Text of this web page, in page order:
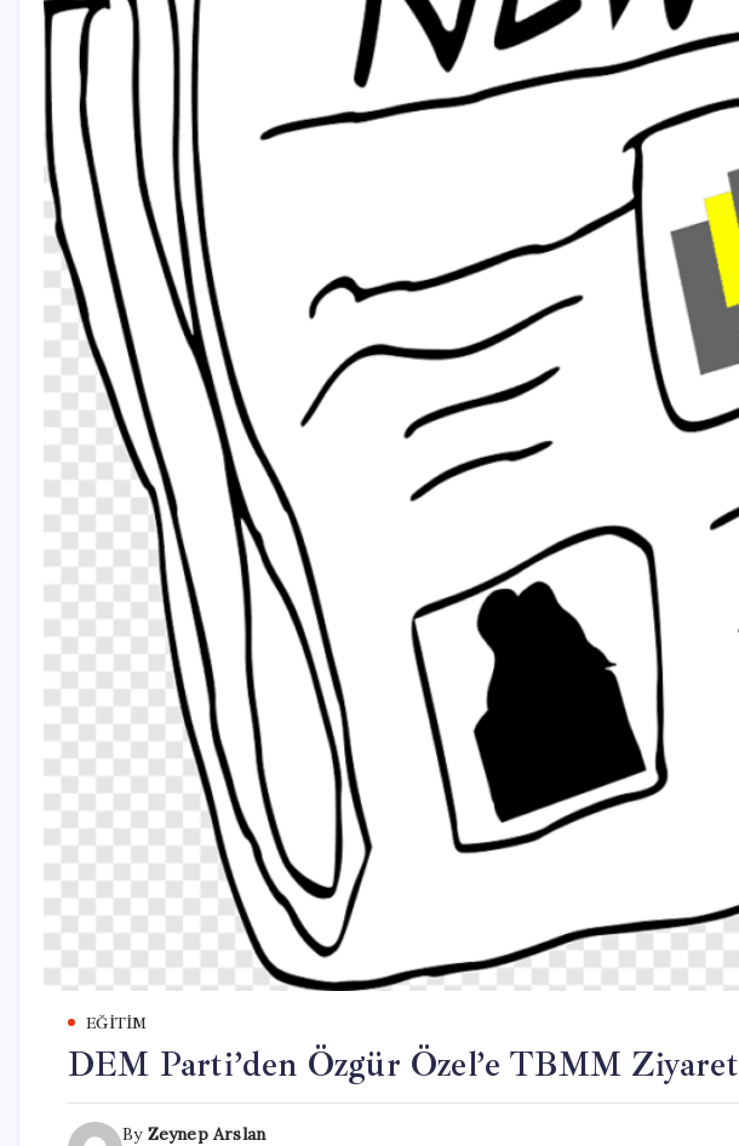
EĞITIM
DEM Parti’den Özgür Özel’e TBMM
By Zeynep Arslan